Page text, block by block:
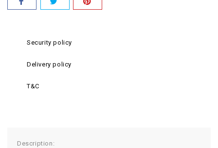
Security policy
Delivery policy
T&C
Description: